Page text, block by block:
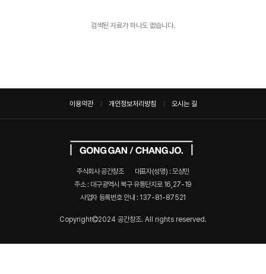
검색된 자료가 하나도 없습니다.
이용약관 개인정보처리방침 오시는 길
주식회사 공간창조
대표자(성명) : 모상민
주소 : 대구광역시 북구 유통단지로 16,27-19
사업자 등록번호 안내 : 137-81-87521
Copyright 2024 공간창조. All rights reserved.